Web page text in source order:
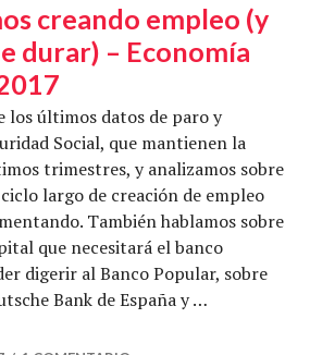
creando empleo (y
durar) – Economía
los últimos datos de paro y
Social, que mantienen la
trimestres, y analizamos sobre
largo de creación de empleo
También hablamos sobre
que necesitará el banco
digerir al Banco Popular, sobre
Bank de España y …
estamos creando empleo (y